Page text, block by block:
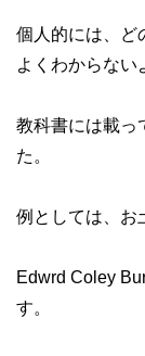
個人的には、ど
よくわからない
教科書には載っ
た。
例としては、お
Edwrd Coley
す。